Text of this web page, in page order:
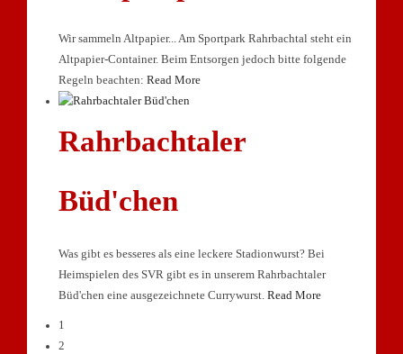
Wir sammeln Altpapier... Am Sportpark Rahrbachtal steht ein
Altpapier-Container. Beim Entsorgen jedoch bitte folgende
Regeln beachten: Read More
Rahrbachtaler
Büd'chen
Was gibt es besseres als eine leckere Stadionwurst? Bei
Heimspielen des SVR gibt es in unserem Rahrbachtaler
Büd'chen eine ausgezeichnete Currywurst. Read More
1
2